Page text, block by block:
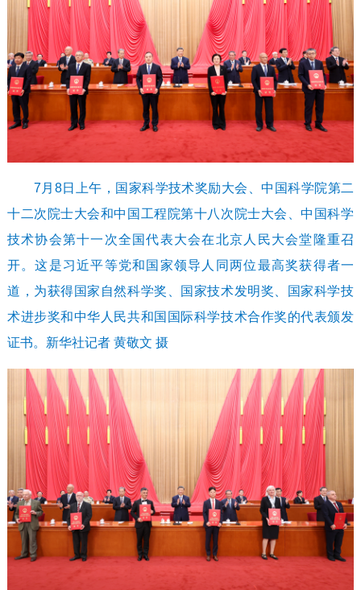
7月8日上午，国家科学技术奖励大会、中国科学院第二
十二次院士大会和中国工程院第十八次院士大会、中国科学
技术协会第十一次全国代表大会在北京人民大会堂隆重召
开。这是习近平等党和国家领导人同两位最高奖获得者一
道，为获得国家自然科学奖、国家技术发明奖、国家科学技
术进步奖和中华人民共和国国际科学技术合作奖的代表颁发
证书。新华社记者 黄敬文 摄